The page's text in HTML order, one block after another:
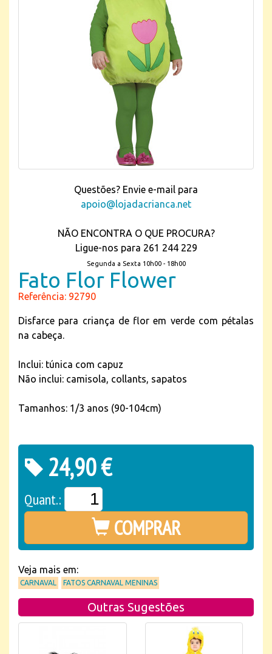
Questões? Envie e-mail para
apoio@lojadacrianca.net
NÃO ENCONTRA O QUE PROCURA?
Ligue-nos para 261 244 229
Segunda a Sexta 10h00 - 18h00
Fato Flor Flower
Referência: 92790
Disfarce para criança de flor em verde com pétalas
na cabeça.
Inclui: túnica com capuz
Não inclui: camisola, collants, sapatos
Tamanhos: 1/3 anos (90-104cm)
24,90 €
Quant.:
COMPRAR
Veja mais em:
CARNAVAL FATOS CARNAVAL MENINAS
Outras Sugestões